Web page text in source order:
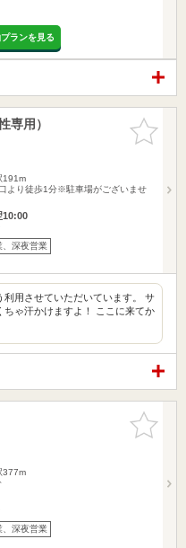
ランを見る
お気に入
りに追加
専用）
191m
り徒歩1分※駐車場がございませ
10:00
、深夜営業
利用させていただいています。 サ
ちゃ汗かけますよ！ ここに来てか
お気に入
りに追加
377m
、深夜営業